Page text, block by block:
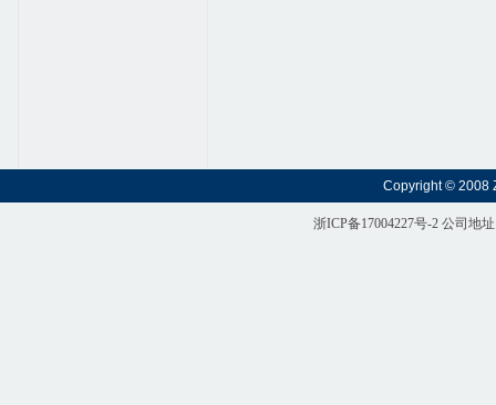
Copyright © 2008
浙ICP备17004227号-2 公司地